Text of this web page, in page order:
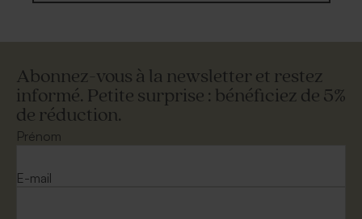
Abonnez-vous à la newsletter et restez
informé. Petite surprise : bénéficiez de 5%
de réduction.
Prénom
E-mail